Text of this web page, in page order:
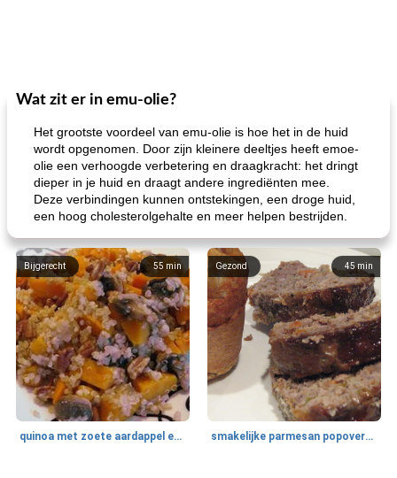
Wat zit er in emu-olie?
Het grootste voordeel van emu-olie is hoe het in de huid
wordt opgenomen. Door zijn kleinere deeltjes heeft emoe-
olie een verhoogde verbetering en draagkracht: het dringt
dieper in je huid en draagt ​​andere ingrediënten mee.
Deze verbindingen kunnen ontstekingen, een droge huid,
een hoog cholesterolgehalte en meer helpen bestrijden.
55 min
Bijgerecht
quinoa met zoete aardappel en champignons
45min
Gezond
smakelijke parmesan popovers (gezonder!)